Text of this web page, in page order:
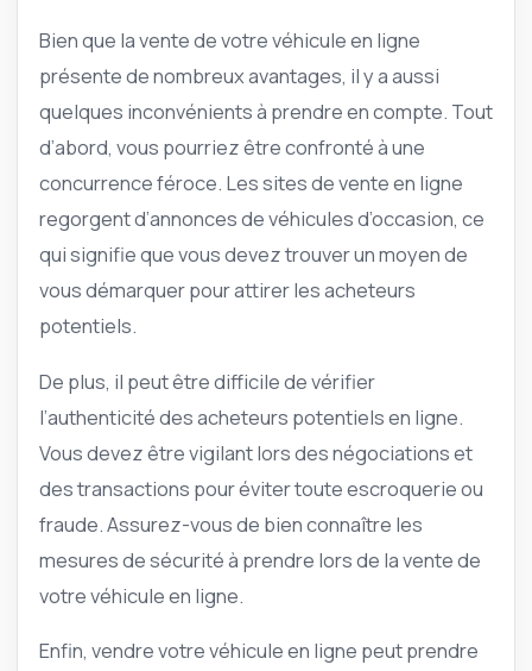
Bien que la vente de votre véhicule en ligne
présente de nombreux avantages, il y a aussi
quelques inconvénients à prendre en compte. Tout
d’abord, vous pourriez être confronté à une
concurrence féroce. Les sites de vente en ligne
regorgent d’annonces de véhicules d’occasion, ce
qui signifie que vous devez trouver un moyen de
vous démarquer pour attirer les acheteurs
potentiels.
De plus, il peut être difficile de vérifier
l’authenticité des acheteurs potentiels en ligne.
Vous devez être vigilant lors des négociations et
des transactions pour éviter toute escroquerie ou
fraude. Assurez-vous de bien connaître les
mesures de sécurité à prendre lors de la vente de
votre véhicule en ligne.
Enfin, vendre votre véhicule en ligne peut prendre